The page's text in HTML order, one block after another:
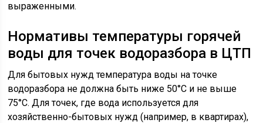
выраженными.
Нормативы температуры горячей
воды для точек водоразбора в ЦТП
Для бытовых нужд температура воды на точке
водоразбора не должна быть ниже 50°C и не выше
75°C. Для точек, где вода используется для
хозяйственно-бытовых нужд (например, в квартирах),